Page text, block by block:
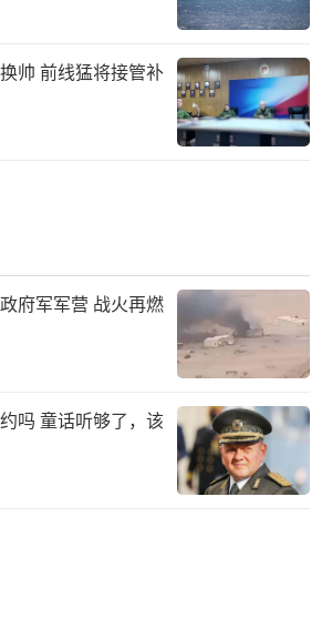
帅 前线猛将接管补
府军军营 战火再燃
吗 童话听够了，该